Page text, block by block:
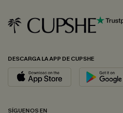
DESCARGA LA APP DE CUPSHE
SÍGUENOS EN